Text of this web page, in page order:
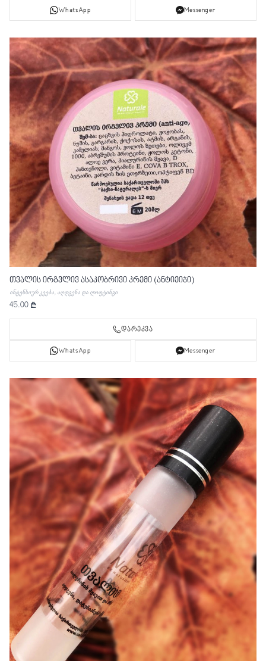
WhatsApp Messenger
თვალის ირგვლივ ასაკობრივი კრემი (ანტიეიჯი)
ინტენსიურ კვება, აღდგენა და ლიფტინგი
45.00 ₾
დარეკვა
WhatsApp Messenger